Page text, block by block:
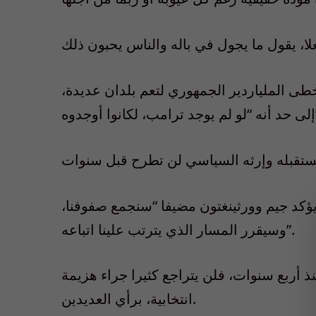
الملياردير الجمهوري لتعم بلدان عديدة،
جيم وورثينغتون مضيفا “سنجمع صفوفنا،
وسيقرر المسار الذي يترتب علينا اتباعه”.
أربع سنوات، فلن يتراجع كثيرا جراء هزيمة
انتخابية، برأي العديدين.